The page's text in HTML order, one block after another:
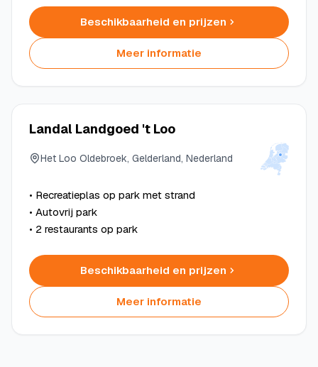
Beschikbaarheid en prijzen
Meer informatie
Landal Landgoed 't Loo
Het Loo Oldebroek, Gelderland, Nederland
• Recreatieplas op park met strand
• Autovrij park
• 2 restaurants op park
Beschikbaarheid en prijzen
Meer informatie